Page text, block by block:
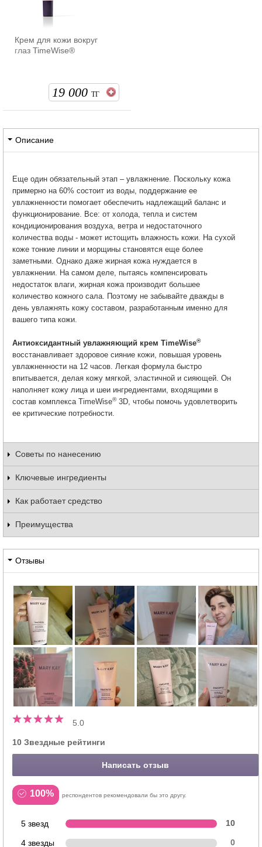
Крем для кожи вокруг
глаз TimeWise®
19 000 ТГ
Описание
Еще один обязательный этап – увлажнение. Поскольку кожа
примерно на 60% состоит из воды, поддержание ее
увлажненности помогает обеспечить надлежащий баланс и
функционирование. Все: от холода, тепла и систем
кондиционирования воздуха, ветра и недостаточного
количества воды - может истощить влажность кожи. На сухой
коже тонкие линии и морщины становятся еще более
заметными. Однако даже жирная кожа нуждается в
увлажнении. На самом деле, пытаясь компенсировать
недостаток влаги, жирная кожа производит большее
количество кожного сала. Поэтому не забывайте дважды в
день увлажнять кожу составом, разработанным именно для
вашего типа кожи.
Антиоксидантный увлажняющий крем TimeWise®
восстанавливает здоровое сияние кожи, повышая уровень
увлажненности на 12 часов. Легкая формула быстро
впитывается, делая кожу мягкой, эластичной и сияющей. Он
наполняет кожу лица и шеи ингредиентами, входящими в
состав комплекса TimeWise®3D, чтобы помочь удовлетворить
ее критические потребности.
Советы по нанесению
Ключевые ингредиенты
Как работает средство
Преимущества
Отзывы
5.0
10 Звездные рейтинги
Написать отзыв
100% респондентов рекомендовали бы это другу.
5 звезд 10
4 звезды 0